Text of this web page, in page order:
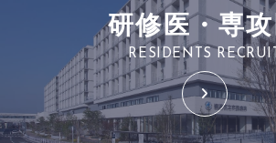
研修医・専
RESIDENTS